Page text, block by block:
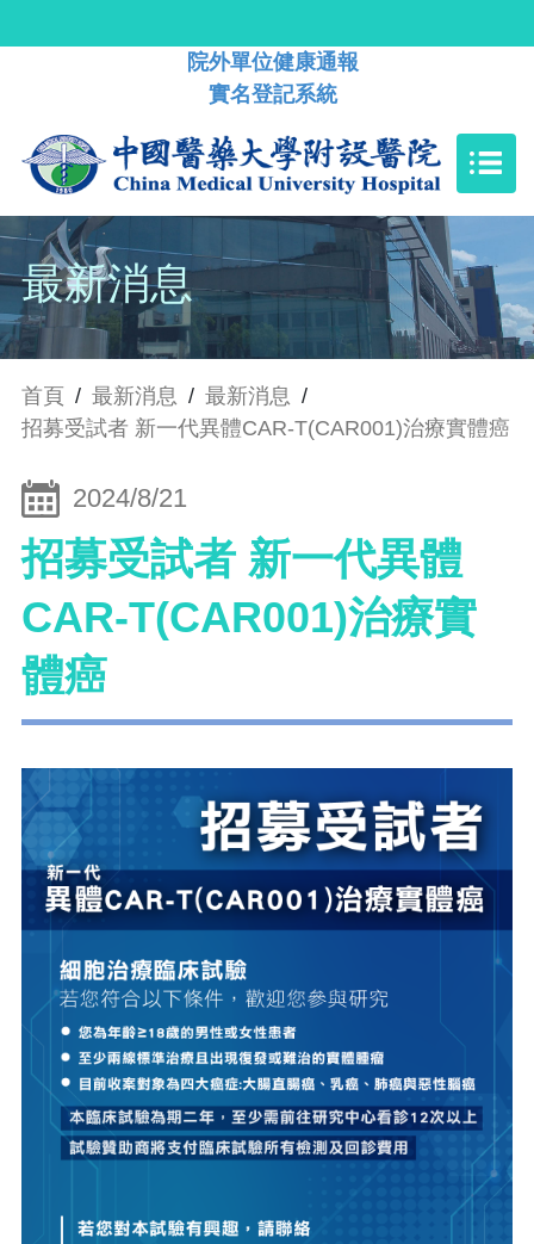
院外單位健康通報
實名登記系統
最新消息
首頁 / 最新消息 / 最新消息 /
招募受試者 新一代異體CAR-T(CAR001)治療實體癌
2024/8/21
招募受試者 新一代異體
CAR-T(CAR001)治療實
體癌